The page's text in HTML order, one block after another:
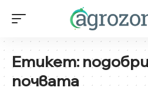
Етикет:
почвата